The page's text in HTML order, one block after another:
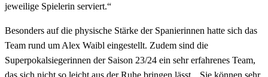
jeweilige Spielerin serviert.“
Besonders auf die physische Stärke der Spanierinnen hatte sich das
Team rund um Alex Waibl eingestellt. Zudem sind die
Superpokalsiegerinnen der Saison 23/24 ein sehr erfahrenes Team,
das sich nicht so leicht aus der Ruhe bringen lässt. „Sie können sehr